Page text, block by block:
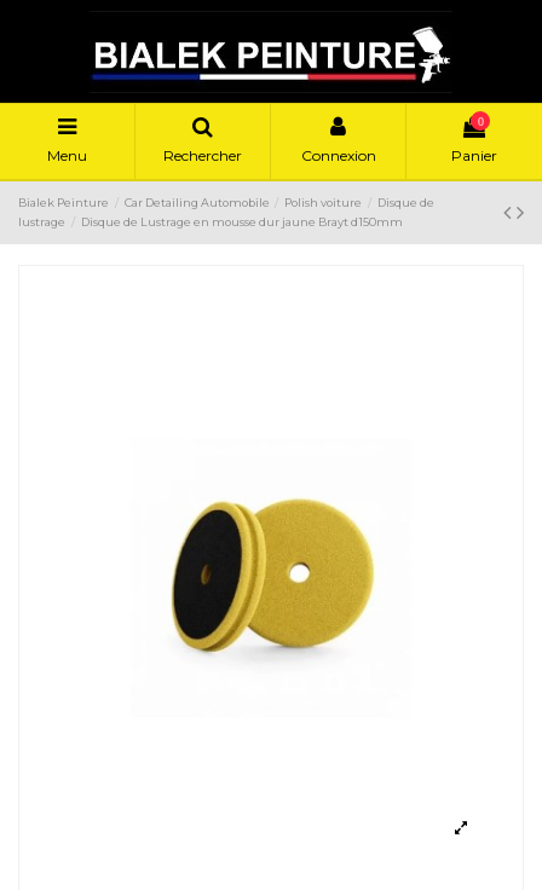
Menu Rechercher Connexion
0
Panier
Bialek Peinture Car Detailing Automobile Polish voiture
Disque de
lustrage
Disque de Lustrage en mousse dur jaune Brayt d150mm